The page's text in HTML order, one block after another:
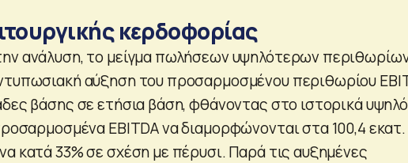
κερδοφορίας
ανάλυση, το μείγμα πωλήσεων υψηλότερων
αύξηση του προσαρμοσμένου περιθωρίου
βάσης σε ετήσια βάση, φθάνοντας στο ιστορικά υψηλό
EBITDA να διαμορφώνονται στα 100,4 εκατ.
κατά 33% σε σχέση με πέρυσι. Παρά τις αυξημένες